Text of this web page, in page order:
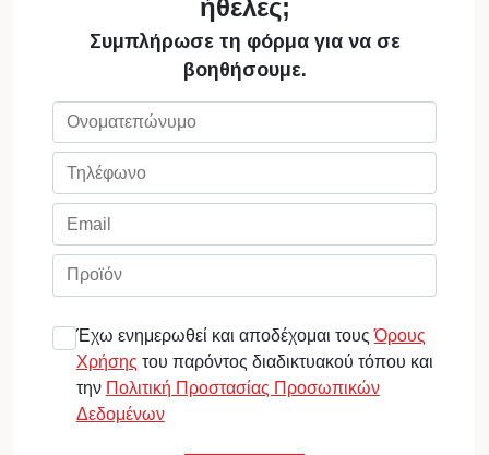
ήθελες;
Συμπλήρωσε τη φόρμα για να σε
βοηθήσουμε.
Έχω ενημερωθεί και αποδέχομαι τουςΌρους
Χρήσης του παρόντος διαδικτυακού τόπου και
την Πολιτική Προστασίας Προσωπικών
Δεδομένων